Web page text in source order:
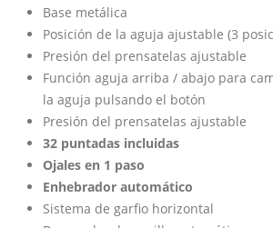
Base metálica
Posición de la aguja ajustable (3
Presión del prensatelas ajustable
Función aguja arriba / abajo para
la aguja pulsando el botón
Presión del prensatelas ajustable
32 puntadas incluidas
Ojales en 1 paso
Enhebrador automático
Sistema de garfio horizontal